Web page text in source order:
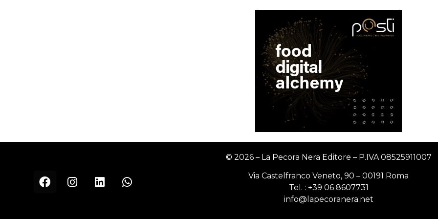
© 2026 – La Pecora Nera Editore – P.IVA08525911007
Via Castelfranco Veneto, 90 – 00191 Roma
Tel. : +39 06 8607731
info@lapecoranera.net